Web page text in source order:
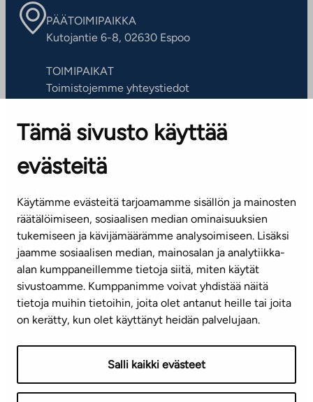
Tämä sivusto käyttää
evästeitä
Käytämme evästeitä tarjoamamme sisällön ja mainosten
räätälöimiseen, sosiaalisen median ominaisuuksien
tukemiseen ja kävijämäärämme analysoimiseen. Lisäksi
jaamme sosiaalisen median, mainosalan ja analytiikka-
alan kumppaneillemme tietoja siitä, miten käytät
sivustoamme. Kumppanimme voivat yhdistää näitä
tietoja muihin tietoihin, joita olet antanut heille tai joita
on kerätty, kun olet käyttänyt heidän palvelujaan.
Salli kaikki evästeet
PÄÄTOIMIPAIKKA
Kutojantie 6-8, 02630 Espoo
TOIMIPAIKAT
Toimistojemme yhteystiedot
ASIAKASPALVELUKESKUS
Puh. 045 7734 3777
(arkisin klo 8-16)
info@ta.fi
Tilaa uutiskirje
Mediapankki
TietosuojaselosteSaavutettavuusseloste